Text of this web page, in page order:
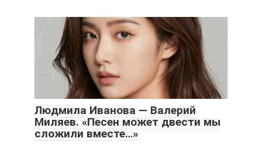
Людмила Иванова — Валерий
Миляев. «Песен может двести мы
сложили вместе…»